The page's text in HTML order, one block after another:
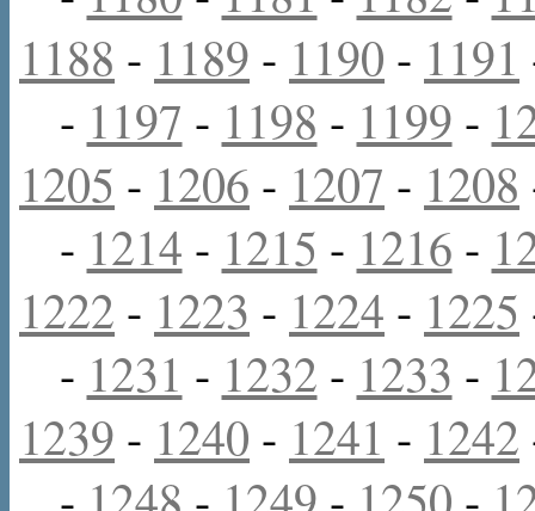
1188 - 1189 - 1190 - 1191
- 1197 - 1198 - 1199 -
1205 - 1206 - 1207 - 1208
- 1214 - 1215 - 1216 -
1222 - 1223 - 1224 - 1225
- 1231 - 1232 - 1233 -
1239 - 1240 - 1241 - 1242